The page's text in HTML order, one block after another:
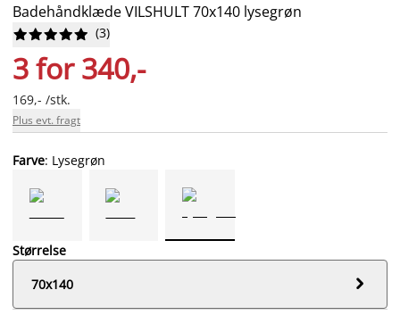
Badehåndklæde VILSHULT 70x140 lysegrøn





 (3)
3 for 340,-
169,- /stk.
Plus evt. fragt
Farve: Lysegrøn
Størrelse
70x140
